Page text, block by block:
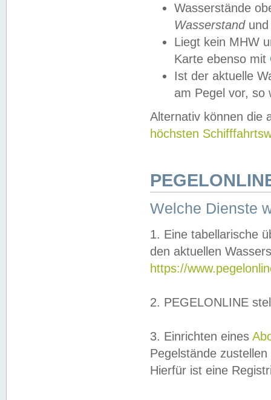
Wasserstände
Wasserstandund
Liegt kein MHW
Karte ebenso mit
Ist der aktuelle
am Pegel vor,
Alternativ können die
höchsten
Welche Dienste
1. Eine tabellarische
den aktuellen
https://
2. PEGELONLINE
3. Einrichten eines
Pegelstände
Hierfür ist eine